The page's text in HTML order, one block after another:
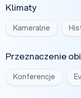
Klimaty
Kameralne
Przeznaczenie
Konferencje